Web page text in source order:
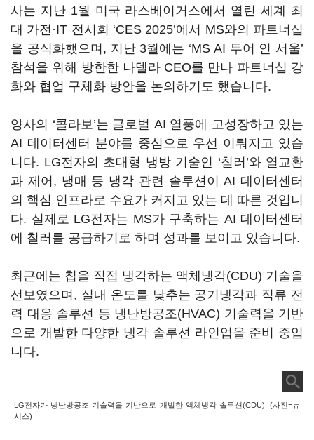
사는 지난 1월 미국 라스베이거스에서 열린 세계 최
대 가전·IT 전시회 ‘CES 2025’에서 MS와의 파트너십
을 공식화했으며, 지난 3월에는 ‘MS AI 투어 인 서울’
참석을 위해 방한한 나델라 CEO를 만나 파트너십 강
화와 협업 구체화 방안을 논의하기도 했습니다.
양사의 ‘콜라보’는 글로벌 AI 열풍에 고성장하고 있는
AI 데이터센터 분야를 중심으로 우선 이뤄지고 있습
니다. LG전자의 초대형 냉방 기술인 ‘칠러’와 열교환
과 제어, 냉매 등 냉각 관련 솔루션이 AI 데이터센터
의 핵심 인프라로 수요가 커지고 있는 데 따른 것입니
다. 실제로 LG전자는 MS가 구축하는 AI 데이터센터
에 칠러를 공급하기로 하며 성과를 보이고 있습니다.
최근에는 칩을 직접 냉각하는 액체냉각(CDU) 기술을
선보였으며, 실내 온도를 낮추는 공기냉각과 직류 전
력 대응 솔루션 등 냉난방공조(HVAC) 기술력을 기반
으로 개발한 다양한 냉각 솔루션 라인업을 준비 중입
니다.
LG전자가 냉난방공조 기술력을 기반으로 개발한 액체냉각 솔루션(CDU). (사진=뉴
시스)